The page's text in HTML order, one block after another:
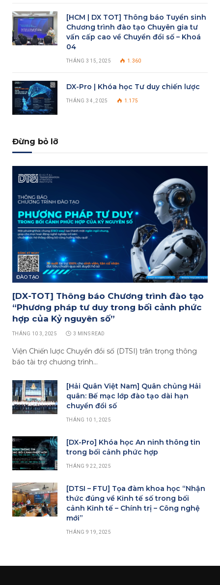
[HCM | DX TOT] Thông báo Tuyển sinh
Chương trình đào tạo Chuyên gia tư
vấn cấp cao về Chuyển đổi số – Khoá
04
THÁNG 3 15, 2025 1.360
DX-Pro | Khóa học Tư duy chiến lược
THÁNG 3 4, 2025 1.175
Đừng bỏ lỡ
ĐÀO TẠO
[DX-TOT] Thông báo Chương trình đào tạo
“Phương pháp tư duy trong bối cảnh phức
hợp của Kỷ nguyên số”
THÁNG 10 3, 2025 3 MINS READ
Viện Chiến lược Chuyển đổi số (DTSI) trân trọng thông
báo tài trợ chương trình…
[Hải Quân Việt Nam] Quân chủng Hải
quân: Bế mạc lớp đào tạo dài hạn
chuyển đổi số
THÁNG 10 1, 2025
[DX-Pro] Khóa học An ninh thông tin
trong bối cảnh phức hợp
THÁNG 9 22, 2025
[DTSI – FTU] Tọa đàm khoa học “Nhận
thức đúng về Kinh tế số trong bối
cảnh Kinh tế – Chính trị – Công nghệ
mới”
THÁNG 9 19, 2025